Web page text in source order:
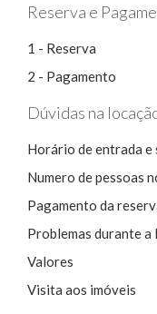
Reserva e
1 - Reserva
2 - Pagamento
Dúvidas na
Horário de entrada e
Numero de pessoas
Pagamento da
Problemas durante a
Valores
Visita aos imóveis